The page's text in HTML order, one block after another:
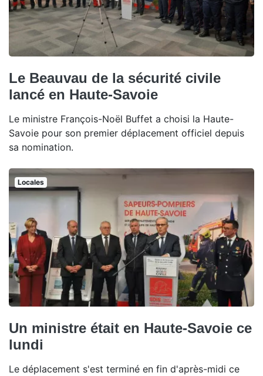
Le Beauvau de la sécurité civile
lancé en Haute-Savoie
Le ministre François-Noël Buffet a choisi la Haute-
Savoie pour son premier déplacement officiel depuis
sa nomination.
Locales
Un ministre était en Haute-Savoie ce
lundi
Le déplacement s'est terminé en fin d'après-midi ce